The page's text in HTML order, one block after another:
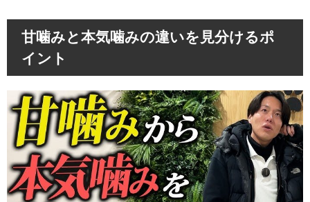
甘噛みと本気噛みの違いを見分けるポ
イント